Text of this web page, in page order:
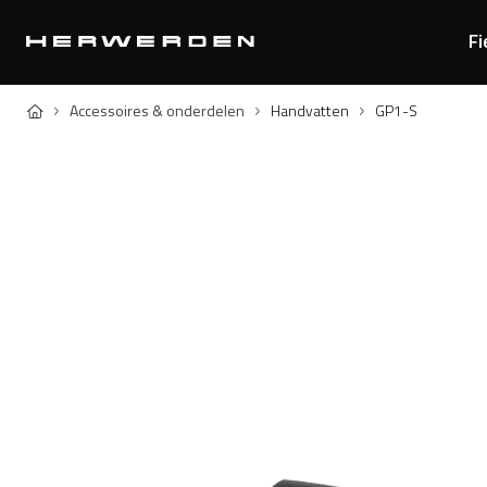
Home Accessoires & onderdelen Handvatten GP1-S